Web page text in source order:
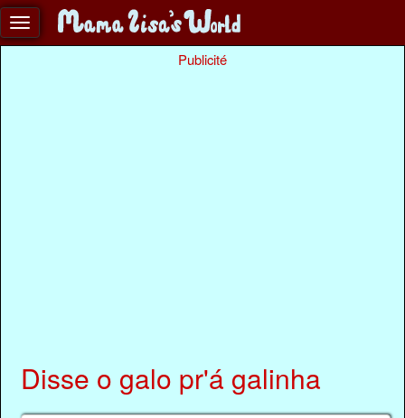
Publicité
Disse o galo pr'á galinha